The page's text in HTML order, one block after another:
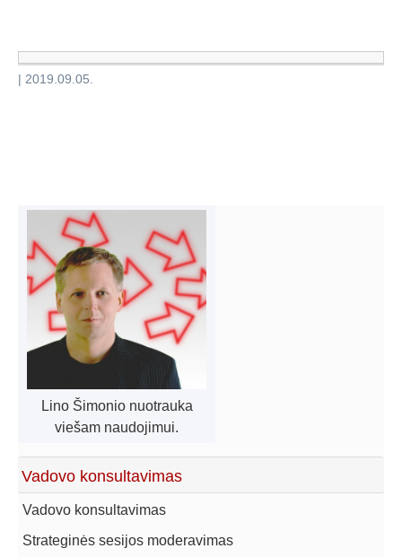
| 2019.09.05
Lino Šimonio nuotrauka
viešam naudojimui.
Vadovo konsultavimas
Vadovo konsultavimas
Strateginės sesijos moderavimas